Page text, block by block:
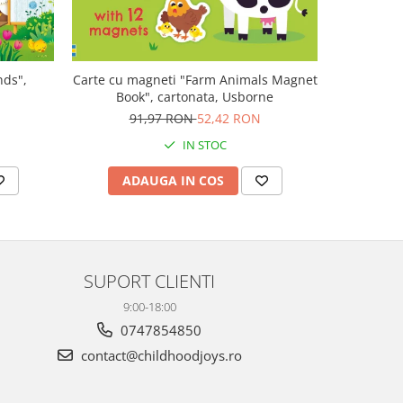
Carte cu magneti "Farm Animals Magnet
Book", cartonata, Usborne
91,97 RON52,42 RON
IN STOC
ADAUGA IN COS
SUPORT CLIENTI
9:00-18:00
0747854850
contact@childhoodjoys.ro